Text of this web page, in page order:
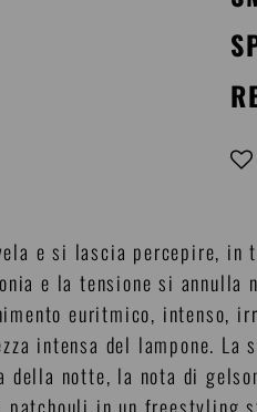
nel
e si lascia percepire, in
e la tensione si
euritmico, intenso,
intensa del lampone.
notte, la nota di